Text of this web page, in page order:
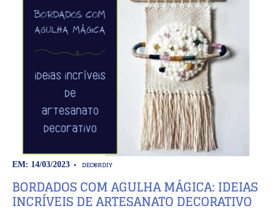
EM: 14/03/2023 DECORDIY
BORDADOS COM AGULHA MÁGICA: IDEIAS
INCRÍVEIS DE ARTESANATO DECORATIVO